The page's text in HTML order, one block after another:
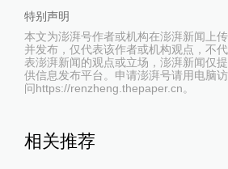
特别声明
本文为澎湃号作者或机构在澎湃新闻上传
并发布，仅代表该作者或机构观点，不代
表澎湃新闻的观点或立场，澎湃新闻仅提
供信息发布平台。申请澎湃号请用电脑访
问https://renzheng.thepaper.cn。
相关推荐